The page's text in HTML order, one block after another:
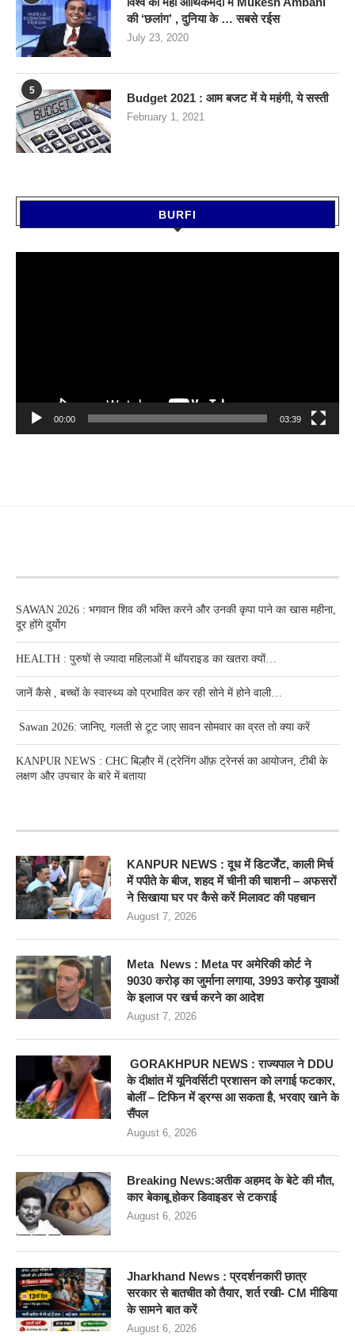
की ‘छलांग’ , दुनिया के … सबसे रईस
July 23, 2020
5
Budget 2021 : आम बजट में ये महंगी, ये सस्‍ती
February 1, 2021
BURFI
00:00 03:39
SAWAN 2026 : भगवान शिव की भक्ति करने और उनकी कृपा पाने का खास महीना,
दूर होंगे दुर्योग
HEALTH : पुरुषों से ज्यादा महिलाओं में थॉयराइड का खतरा क्यों…
जानें कैसे , बच्चों के स्वास्थ्य को प्रभावित कर रही सोने में होने वाली…
Sawan 2026: जानिए, गलती से टूट जाए सावन सोमवार का व्रत तो क्या करें
KANPUR NEWS : CHC बिल्हौर में (ट्रेनिंग ऑफ़ ट्रेनर्स का आयोजन, टीबी के
लक्षण और उपचार के बारे में बताया
KANPUR NEWS : दूध में डिटर्जेंट, काली मिर्च
में पपीते के बीज, शहद में चीनी की चाशनी – अफसरों
ने सिखाया घर पर कैसे करें मिलावट की पहचान
August 7, 2026
Meta News : Meta पर अमेरिकी कोर्ट ने
9030 करोड़ का जुर्माना लगाया, 3993 करोड़ युवाओं
के इलाज पर खर्च करने का आदेश
August 7, 2026
GORAKHPUR NEWS : राज्यपाल ने DDU
के दीक्षांत में यूनिवर्सिटी प्रशासन को लगाई फटकार,
बोलीं – टिफिन में ड्रग्स आ सकता है, भरवाए खाने के
सैंपल
August 6, 2026
Breaking News:अतीक अहमद के बेटे की मौत,
कार बेकाबू होकर डिवाइडर से टकराई
August 6, 2026
Jharkhand News : प्रदर्शनकारी छात्र
सरकार से बातचीत को तैयार, शर्त रखी- CM मीडिया
के सामने बात करें
August 6, 2026